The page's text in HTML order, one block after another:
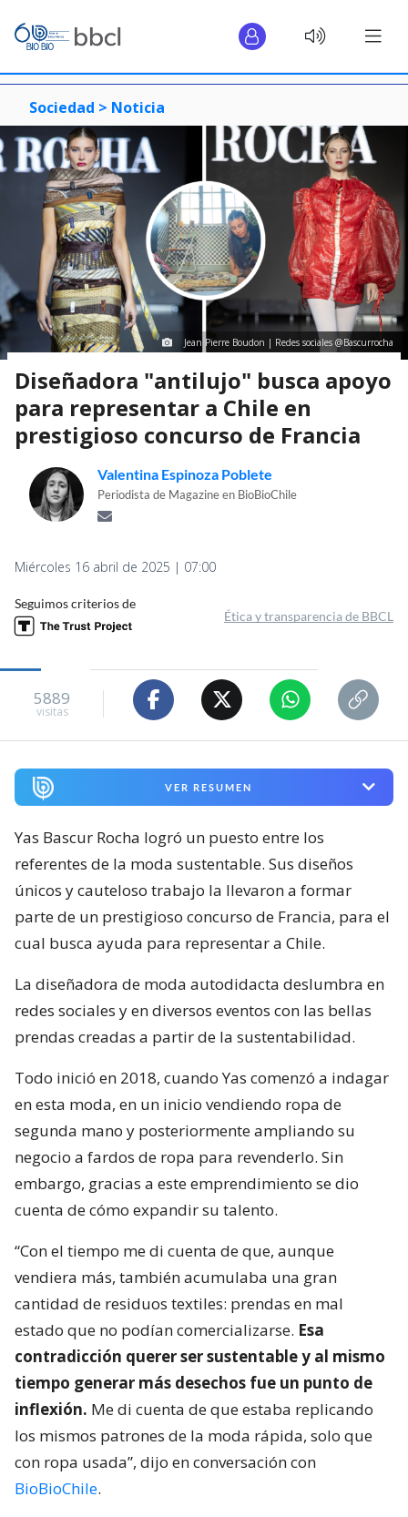
Sociedad > Noticia
Jean Pierre Boudon | Redes sociales @Bascurrocha
Diseñadora "antilujo" busca apoyo
para representar a Chile en
prestigioso concurso de Francia
Valentina Espinoza Poblete
Periodista de Magazine en BioBioChile
Miércoles 16 abril de 2025 | 07:00
Seguimos criterios de
Ética y transparencia de BBCL
5889
visitas
VER RESUMEN
Yas Bascur Rocha logró un puesto entre los
referentes de la moda sustentable. Sus diseños
únicos y cauteloso trabajo la llevaron a formar
parte de un prestigioso concurso de Francia, para el
cual busca ayuda para representar a Chile.
La diseñadora de moda autodidacta deslumbra en
redes sociales y en diversos eventos con las bellas
prendas creadas a partir de la sustentabilidad.
Todo inició en 2018, cuando Yas comenzó a indagar
en esta moda, en un inicio vendiendo ropa de
segunda mano y posteriormente ampliando su
negocio a fardos de ropa para revenderlo. Sin
embargo, gracias a este emprendimiento se dio
cuenta de cómo expandir su talento.
“Con el tiempo me di cuenta de que, aunque
vendiera más, también acumulaba una gran
cantidad de residuos textiles: prendas en mal
estado que no podían comercializarse. Esa
contradicción querer ser sustentable y al mismo
tiempo generar más desechos fue un punto de
inflexión. Me di cuenta de que estaba replicando
los mismos patrones de la moda rápida, solo que
con ropa usada”, dijo en conversación con
BioBioChile.